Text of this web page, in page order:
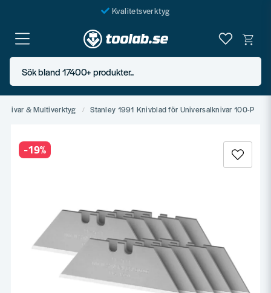
Kvalitetsverktyg
Fraktfritt över 999 SEK*
En järnhandel för alla
Butik i Göteborg
Sök bland 17400+ produkter..
Knivar & Multiverktyg Stanley 1991 Knivblad för Universalknivar 100-P
-19%